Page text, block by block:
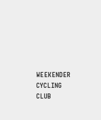
WEEKENDER
CYCLING
CLUB